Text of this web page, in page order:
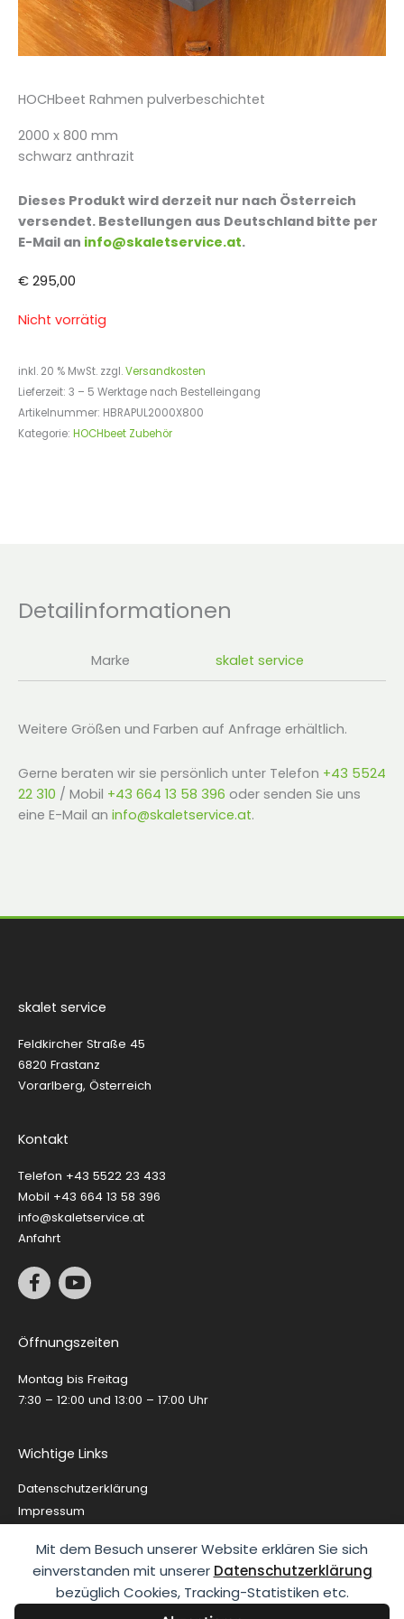
Mit dem Besuch unserer Website erklären Sie sich
einverstanden mit unserer Datenschutzerklärung
bezüglich Cookies, Tracking-Statistiken etc.
HOCHbeet Rahmen pulverbeschichtet
2000 x 800 mm
schwarz anthrazit
Dieses Produkt wird derzeit nur nach Österreich
versendet. Bestellungen aus Deutschland bitte per
E-Mail an info@skaletservice.at.
€ 295,00
Nicht vorrätig
inkl. 20 % MwSt. zzgl.Versandkosten
Lieferzeit: 3 – 5 Werktage nach Bestelleingang
Artikelnummer: HBRAPUL2000X800
Kategorie: HOCHbeet Zubehör
Detailinformationen
Marke skalet service
Weitere Größen und Farben auf Anfrage erhältlich.
Gerne beraten wir sie persönlich unter Telefon +43 5524
22 310 / Mobil +43 664 13 58 396 oder senden Sie uns
eine E-Mail an info@skaletservice.at.
skalet service
Feldkircher Straße 45
6820 Frastanz
Vorarlberg, Österreich
Kontakt
Telefon +43 5522 23 433
Mobil +43 664 13 58 396
info@skaletservice.at
Anfahrt
F
a
b
o
k
Y
o
u
e
Öffnungszeiten
Montag bis Freitag
7:30 – 12:00 und 13:00 – 17:00 Uhr
Wichtige Links
Datenschutzerklärung
Impressum
Versandarten & Kosten
Widerrufsbelehrung
Zahlungsarten